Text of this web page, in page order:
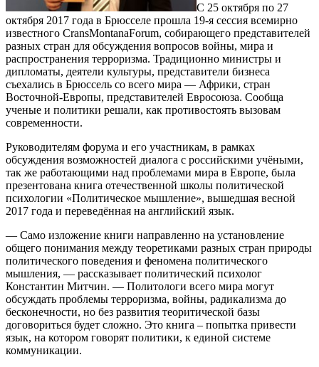
С 25 октября по 27
октября 2017 года в Брюсселе прошла 19-я сессия всемирно
известного CransMontanaForum, собирающего представителей
разных стран для обсуждения вопросов войны, мира и
распространения терроризма. Традиционно министры и
дипломаты, деятели культуры, представители бизнеса
съехались в Брюссель со всего мира — Африки, стран
Восточной-Европы, представителей Евросоюза. Сообща
ученые и политики решали, как противостоять вызовам
современности.
Руководителям форума и его участникам, в рамках
обсуждения возможностей диалога с российскими учёными,
так же работающими над проблемами мира в Европе, была
презентована книга отечественной школы политической
психологии «Политическое мышление», вышедшая весной
2017 года и переведённая на английский язык.
— Само изложение книги направленно на установление
общего понимания между теоретиками разных стран природы
политического поведения и феномена политического
мышления, — рассказывает политический психолог
Константин Митчин. — Политологи всего мира могут
обсуждать проблемы терроризма, войны, радикализма до
бесконечности, но без развития теоритической базы
договориться будет сложно. Это книга – попытка привести
язык, на котором говорят политики, к единой системе
коммуникации.